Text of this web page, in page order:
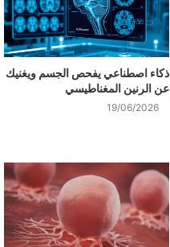
ذكاء اصطناعي يفحص الجسم ويغنيك
عن الرنين المغناطيسي
19/06/2026